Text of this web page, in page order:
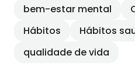
bem-estar mental
Hábitos
Hábitos
qualidade de vida